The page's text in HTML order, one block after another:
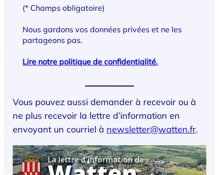
(* Champs obligatoire)
Nous gardons vos données privées et ne les
partageons pas.
Lire notre politique de confidentialité.
Vous pouvez aussi demander à recevoir ou à
ne plus recevoir la lettre d’information en
envoyant un courriel à newsletter@watten.fr.